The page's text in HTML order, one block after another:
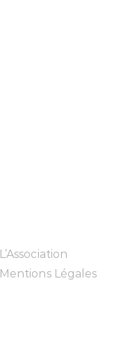
L’Association
Mentions Légales